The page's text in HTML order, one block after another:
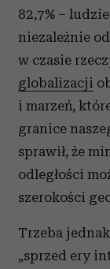
82,7% –
niezależnie
w czasie
globalizacji
i marzeń,
granice
sprawił, że
odległości
szerokości
Trzeba
„sprzed ery